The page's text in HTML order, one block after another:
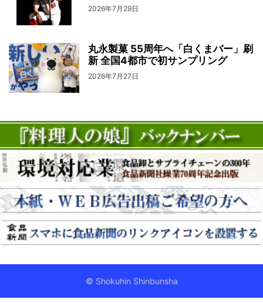
2026年7月29日
丸永製菓 55周年へ「白くまバー」刷
新 全国4都市で初サンプリング
2026年7月27日
© Shokuhin Shinbunsha